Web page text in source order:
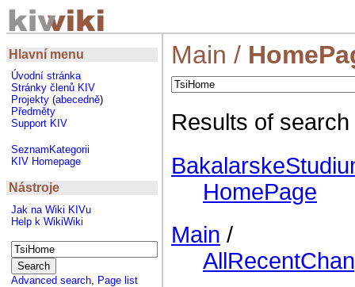
Hlavní menu
Úvodní stránka
Stránky členů KIV
Projekty (abecedně)
Předměty
Support KIV
SeznamKategorii
KIV Homepage
Nástroje
Jak na Wiki KIVu
Help k WikiWiki
Advanced search, Page list
Main /
Results of
HomePage
Main /